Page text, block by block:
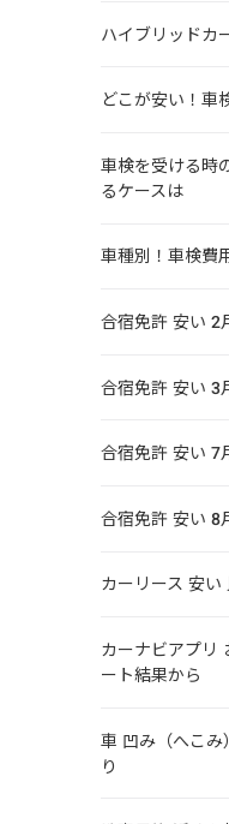
ハイブリッドカ
どこが安い！車
車検を受ける時
るケースは
車種別！車検費
合宿免許 安い 2
合宿免許 安い 3
合宿免許 安い 7
合宿免許 安い 8
カーリース 安い
カーナビアプリ
ート結果から
車 凹み（へこみ
り